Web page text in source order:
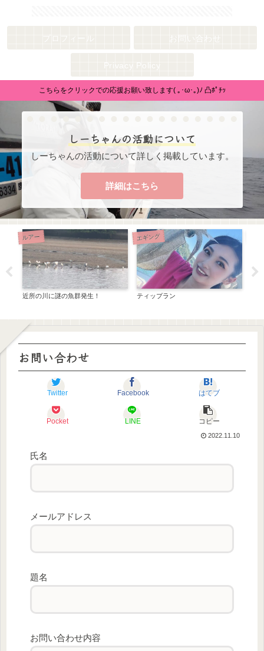
こちらをクリックでの応援お願い致します( ｡･ω･｡)ﾉ 凸ﾎﾟﾁｯ
しーちゃんの活動について
しーちゃんの活動について詳しく掲載しています。
詳細はこちら
ルアー
近所の川に謎の魚群発生！
エギング
ティップラン
お問い合わせ
Twitter Facebook はてブ
Pocket LINE コピー
2022.11.10
氏名
メールアドレス
題名
お問い合わせ内容